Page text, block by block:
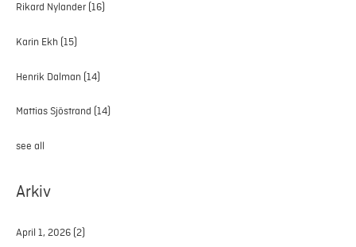
Rikard Nylander (16)
Karin Ekh (15)
Henrik Dalman (14)
Mattias Sjöstrand (14)
see all
Arkiv
April 1, 2026 (2)